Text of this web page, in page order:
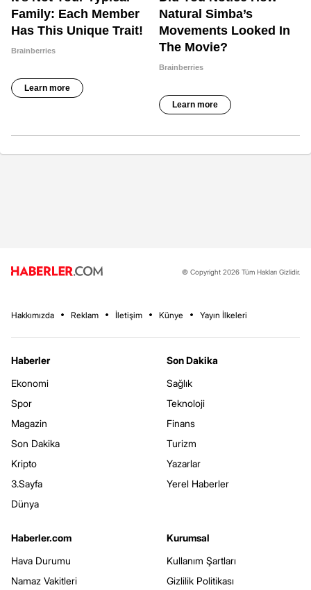
© Copyright 2026 Tüm Hakları Gizlidir.
Hakkımızda Reklam İletişim Künye Yayın İlkeleri
Haberler
Ekonomi
Spor
Magazin
Son Dakika
Kripto
3.Sayfa
Dünya
Son Dakika
Sağlık
Teknoloji
Finans
Turizm
Yazarlar
Yerel Haberler
Haberler.com
Hava Durumu
Namaz Vakitleri
Kurumsal
Kullanım Şartları
Gizlilik Politikası